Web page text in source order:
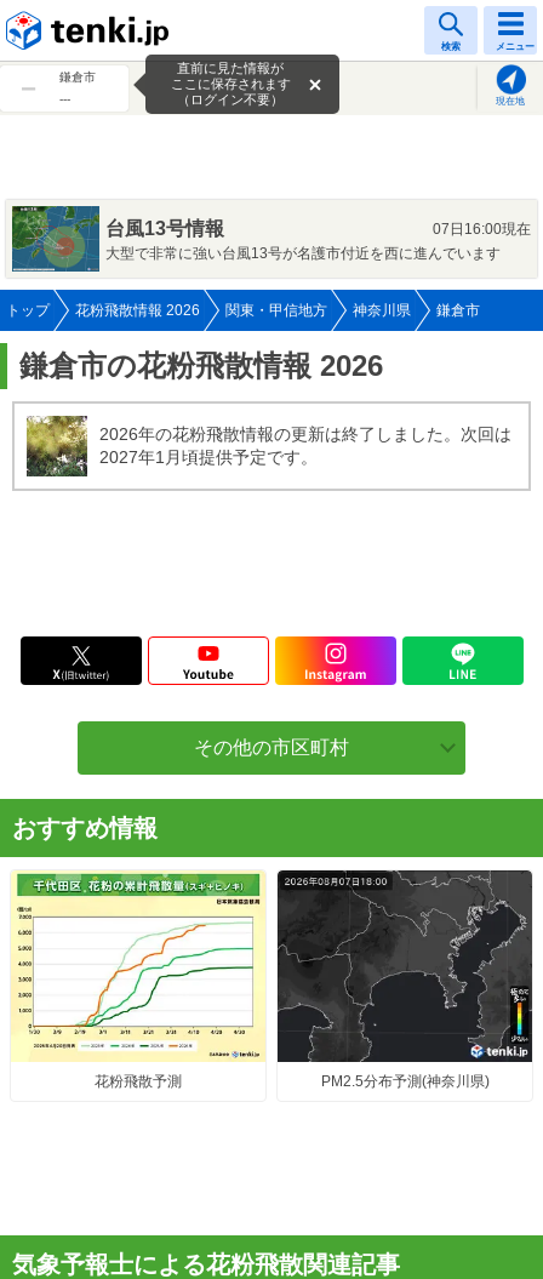
検索 メニュー
鎌倉市
---
現在地
直前に見た情報が
ここに保存されます
（ログイン不要）
台風13号情報
07日16:00現在
大型で非常に強い台風13号が名護市付近を西に進んでいます
トップ 花粉飛散情報 2026 関東・甲信地方 神奈川県 鎌倉市
鎌倉市の花粉飛散情報 2026
2026年の花粉飛散情報の更新は終了しました。次回は
2027年1月頃提供予定です。
その他の市区町村
おすすめ情報
花粉飛散予測 PM2.5分布予測(神奈川県)
気象予報士による花粉飛散関連記事